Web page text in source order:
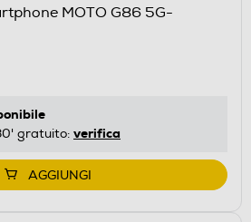
MOTO G86 5G-
gratuito: verifica
AGGIUNGI